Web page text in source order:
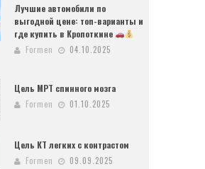
Лучшие автомобили по
выгодной цене: топ-варианты и
где купить в Кропоткине
Formen 04.10.2025
Цель МРТ спинного мозга
Formen 01.10.2025
Цель КТ легких с контрастом
Formen 09.09.2025